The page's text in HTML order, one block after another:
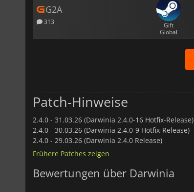
G2A
313
Gift
Global
Patch-Hinweise
2.4.0 - 31.03.26 (Darwinia 2.4.0-16 Hotfix-Release)
2.4.0 - 30.03.26 (Darwinia 2.4.0-9 Hotfix-Release)
2.4.0 - 29.03.26 (Darwinia 2.4.0 Release)
Frühere Patches zeigen
Bewertungen über Darwinia